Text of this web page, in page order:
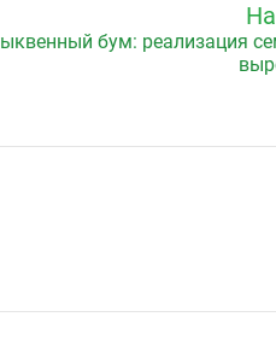
бум: реализация